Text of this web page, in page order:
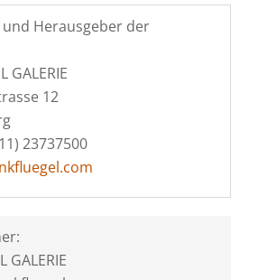
Herausgeber der
GALERIE
12
23737500
GALERIE